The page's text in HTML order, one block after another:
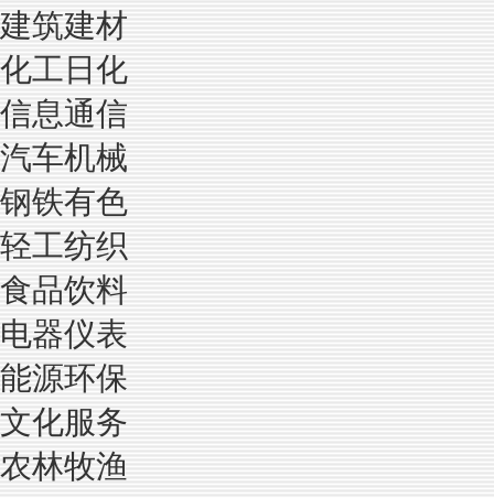
建筑建材
化工日化
信息通信
汽车机械
钢铁有色
轻工纺织
食品饮料
电器仪表
能源环保
文化服务
农林牧渔